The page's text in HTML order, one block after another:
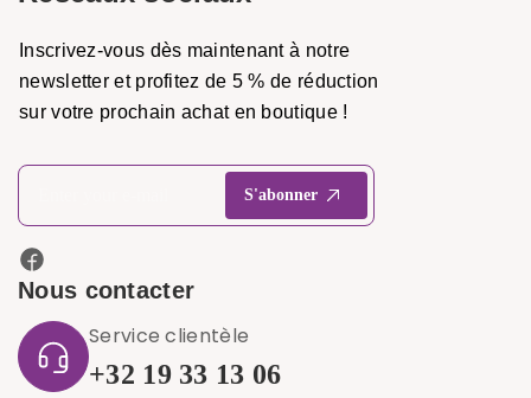
Inscrivez-vous dès maintenant à notre
newsletter et profitez de 5 % de réduction
sur votre prochain achat en boutique !
Nous contacter
Service clientèle
+32 19 33 13 06